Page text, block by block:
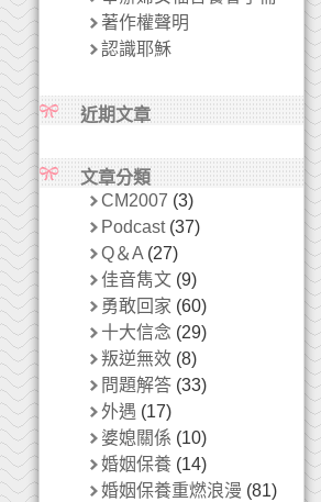
著作權聲明
認識耶穌
近期文章
文章分類
CM2007 (3)
Podcast(37)
Q＆A(27)
佳音雋文(9)
勇敢回家 (60)
十大信念 (29)
叛逆無效(8)
問題解答(33)
外遇 (17)
婆媳關係 (10)
婚姻保養(14)
婚姻保養重燃浪漫 (81)